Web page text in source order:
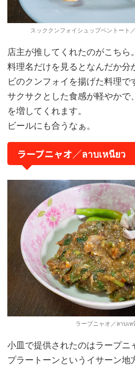
スッククンフォイシュップペントー
店主が推してくれたのがこちら。
料理名だけを見るとなんだか分
ビのクンフォイを揚げた料理で
サクサクとした食感が軽やかで
を増してくれます。
ビールにも合うなぁ。
ラープニャオ／ลาบเหนียว
ラープニャオ／ลาบเห
小皿で提供されたのはラープニ
プラートーンというイサーン地